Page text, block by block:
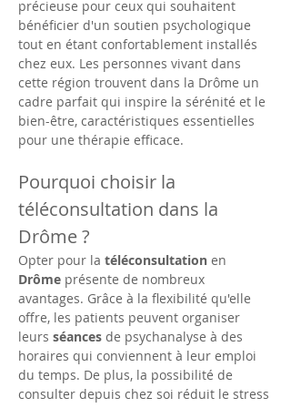
précieuse pour ceux qui souhaitent
bénéficier d'un soutien psychologique
tout en étant confortablement installés
chez eux. Les personnes vivant dans
cette région trouvent dans la Drôme un
cadre parfait qui inspire la sérénité et le
bien-être, caractéristiques essentielles
pour une thérapie efficace.
Pourquoi choisir la
téléconsultation dans la
Drôme ?
Opter pour la téléconsultation en
Drôme présente de nombreux
avantages. Grâce à la flexibilité qu'elle
offre, les patients peuvent organiser
leurs séances de psychanalyse à des
horaires qui conviennent à leur emploi
du temps. De plus, la possibilité de
consulter depuis chez soi réduit le stress